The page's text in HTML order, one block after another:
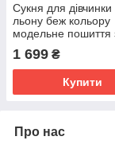
Сукня для дівчинки
льону беж кольору
модельне пошиття
вишивкою ріст
1 699 ₴
Купити
Про нас